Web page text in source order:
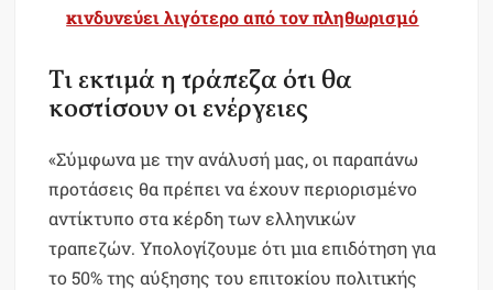
κινδυνεύει λιγότερο από τον πληθωρισμό
Τι εκτιμά η τράπεζα ότι θα
κοστίσουν οι ενέργειες
«Σύμφωνα με την ανάλυσή μας, οι παραπάνω
προτάσεις θα πρέπει να έχουν περιορισμένο
αντίκτυπο στα κέρδη των ελληνικών
τραπεζών. Υπολογίζουμε ότι μια επιδότηση για
το 50% της αύξησης του επιτοκίου πολιτικής